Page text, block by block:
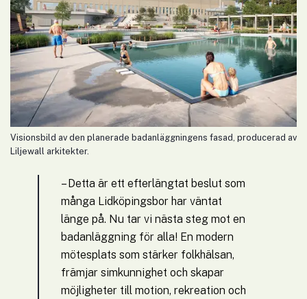
Visionsbild av den planerade badanläggningens fasad, producerad av
Liljewall arkitekter.
– Detta är ett efterlängtat beslut som
många Lidköpingsbor har väntat
länge på. Nu tar vi nästa steg mot en
badanläggning för alla! En modern
mötesplats som stärker folkhälsan,
främjar simkunnighet och skapar
möjligheter till motion, rekreation och